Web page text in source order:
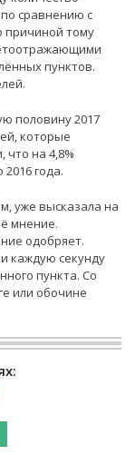
сравнению с
причиной тому
пунктов.
половину 2017
которые
что на 4,8%
года.
уже высказала на
мнение.
одобряет.
каждую секунду
пункта. Со
или обочине